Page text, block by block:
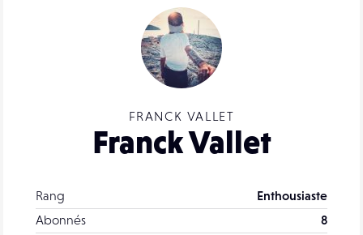
FRANCK VALLET
Franck Vallet
Rang
Enthousiaste
Abonnés
8